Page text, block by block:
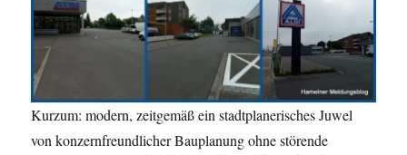
Kurzum: modern, zeitgemäß ein stadtplanerisches Juwel
von konzernfreundlicher Bauplanung ohne störende